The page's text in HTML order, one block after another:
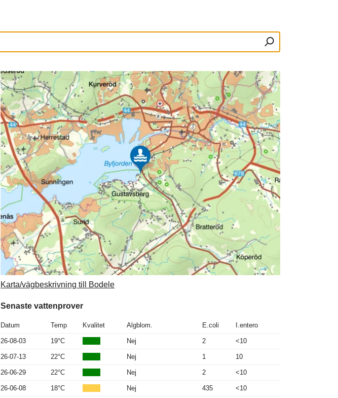
Karta/vägbeskrivning till Bodele
Senaste vattenprover
Datum Temp Kvalitet Algblom. E.coli I.entero
26-08-03 19°C Nej 2 <10
26-07-13 22°C Nej 1 10
26-06-29 22°C Nej 2 <10
26-06-08 18°C Nej 435 <10